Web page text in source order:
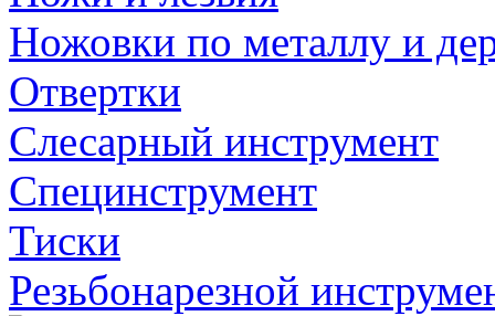
Ножовки по металлу и
Отвертки
Слесарный инструмент
Специнструмент
Тиски
Резьбонарезной